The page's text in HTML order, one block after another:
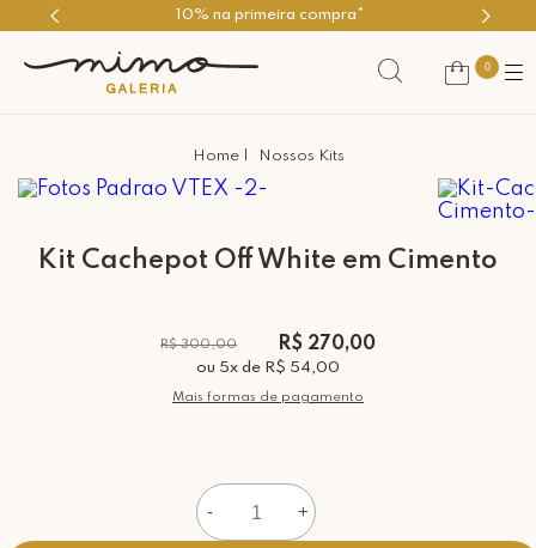
10% na primeira compra*
0
Nossos Kits
Kit Cachepot Off White em Cimento
R$ 300,00 R$ 270,00
ou 5x de R$ 54,00
Mais formas de pagamento
- +